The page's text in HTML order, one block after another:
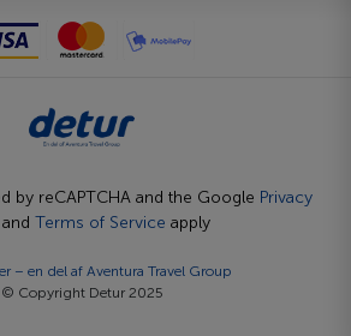
by reCAPTCHA and the Google Privacy
and Terms of Service apply
– en del af Aventura Travel Group
© Copyright Detur 2025